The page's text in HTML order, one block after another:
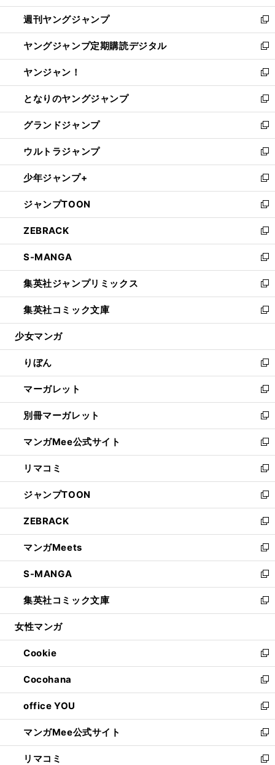
開
く
ウ
で
開
く
ン
ド
ウ
で
開
く
ウ
ィ
ン
ド
ウ
で
開
く
週刊ヤングジャンプ
新
し
い
ウ
ィ
ン
ド
ウ
で
開
く
ヤングジャンプ定期購読デジタル
新
し
い
ウ
ィ
ン
ド
ウ
で
開
く
ヤンジャン！
新
し
い
ウ
ィ
ン
ド
ウ
で
開
く
となりのヤングジャンプ
新
し
い
ウ
ィ
ン
ド
ウ
で
開
く
グランドジャンプ
新
し
い
ウ
ィ
ン
ド
ウ
で
開
く
ウルトラジャンプ
新
し
い
ウ
ィ
ン
ド
ウ
で
開
く
少年ジャンプ+
新
し
い
ウ
ィ
ン
ド
ウ
で
開
く
ジャンプTOON
新
し
い
ウ
ィ
ン
ド
ウ
で
開
ZEBRACK
新
し
い
ウ
ィ
ン
ド
ウ
開
く
S-MANGA
新
し
い
ウ
ィ
ン
ウ
で
開
く
集英社ジャンプリミックス
新
し
い
ウ
ン
ド
ウ
で
開
く
集英社コミック文庫
新
し
ウ
ィ
ン
ド
ウ
で
開
く
少女マンガ
りぼん
新
し
い
ウ
ィ
ン
ド
ウ
で
開
く
マーガレット
新
し
い
ウ
ィ
ン
ド
ウ
で
開
く
別冊マーガレット
新
し
い
ウ
ィ
ン
ド
ウ
で
開
く
マンガMee公式サイト
新
し
い
ウ
ィ
ン
ド
ウ
で
開
く
リマコミ
新
し
い
ウ
ィ
ン
ド
ウ
で
開
く
ジャンプTOON
新
し
い
ウ
ィ
ン
ド
ウ
で
開
ZEBRACK
新
し
い
ウ
ィ
ン
ド
ウ
開
く
マンガMeets
新
し
い
ウ
ィ
ン
ウ
で
開
く
S-MANGA
新
し
い
ウ
ン
ド
ウ
で
開
く
集英社コミック文庫
新
し
ウ
ィ
ン
ド
ウ
で
開
く
女性マンガ
Cookie
新
し
い
ウ
ィ
ン
ド
ウ
で
Cocohana
新
し
い
ウ
ィ
ン
ド
office YOU
新
し
い
ウ
ィ
マンガMee公式サイト
新
し
い
リマコミ 新